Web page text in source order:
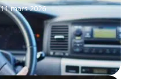
11 mars 2026